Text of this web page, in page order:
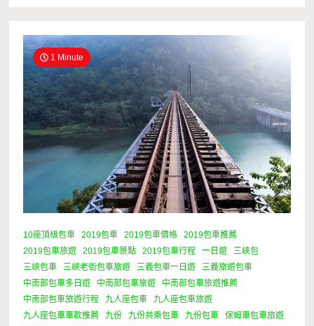
1 Minute
10座頂級包車 2019包車 2019包車價格
2019包車推薦
2019包車旅遊
2019包車景點 2019包車行程 一日遊
三峽包
三峽包車
三峽老街包車旅遊 三義包車一日遊
三義旅遊包車
中南部包車多日遊
中南部包車旅遊
中南部包車旅遊推薦
中南部包車旅遊行程
九人座包車
九人座包車旅遊
九人座包車車款推薦
九份 九份共乘包車 九份包車
保姆車包車旅遊